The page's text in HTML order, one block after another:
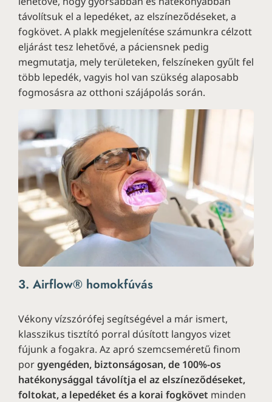
távolítsuk el a lepedéket, az elszíneződéseket, a
fogkövet. A plakk megjelenítése számunkra célzott
eljárást tesz lehetővé, a páciensnek pedig
megmutatja, mely területeken, felszíneken gyűlt fel
több lepedék, vagyis hol van szükség alaposabb
fogmosásra az otthoni szájápolás során.
3. Airflow® homokfúvás
Vékony vízszórófej segítségével a már ismert,
klasszikus tisztító porral dúsított langyos vizet
fújunk a fogakra. Az apró szemcseméretű finom
porgyengéden, biztonságosan, de 100%-os
hatékonysággal távolítja el az elszíneződéseket,
foltokat, a lepedéket és a korai fogkövet minden